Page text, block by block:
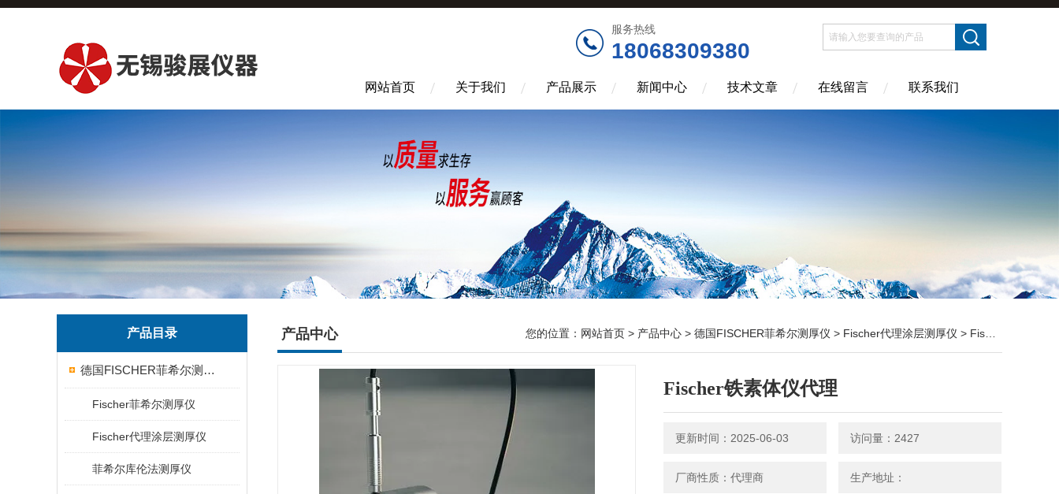
服务热线
18068309380
网站首页 关于我们 产品展示 新闻中心 技术文章 在线留言 联系我们
产品目录
德国FISCHER菲希尔测厚仪
Fischer菲希尔测厚仪
Fischer代理涂层测厚仪
菲希尔库伦法测厚仪
产品中心 您的位置： 网站首页 > 产品中心 > 德国FISCHER菲希尔测厚仪 > Fischer代理涂层测厚仪 > Fischer铁素体仪代理
Fischer铁素体仪代理
更新时间：2025-06-03 访问量：2427
厂商性质：代理商 生产地址：